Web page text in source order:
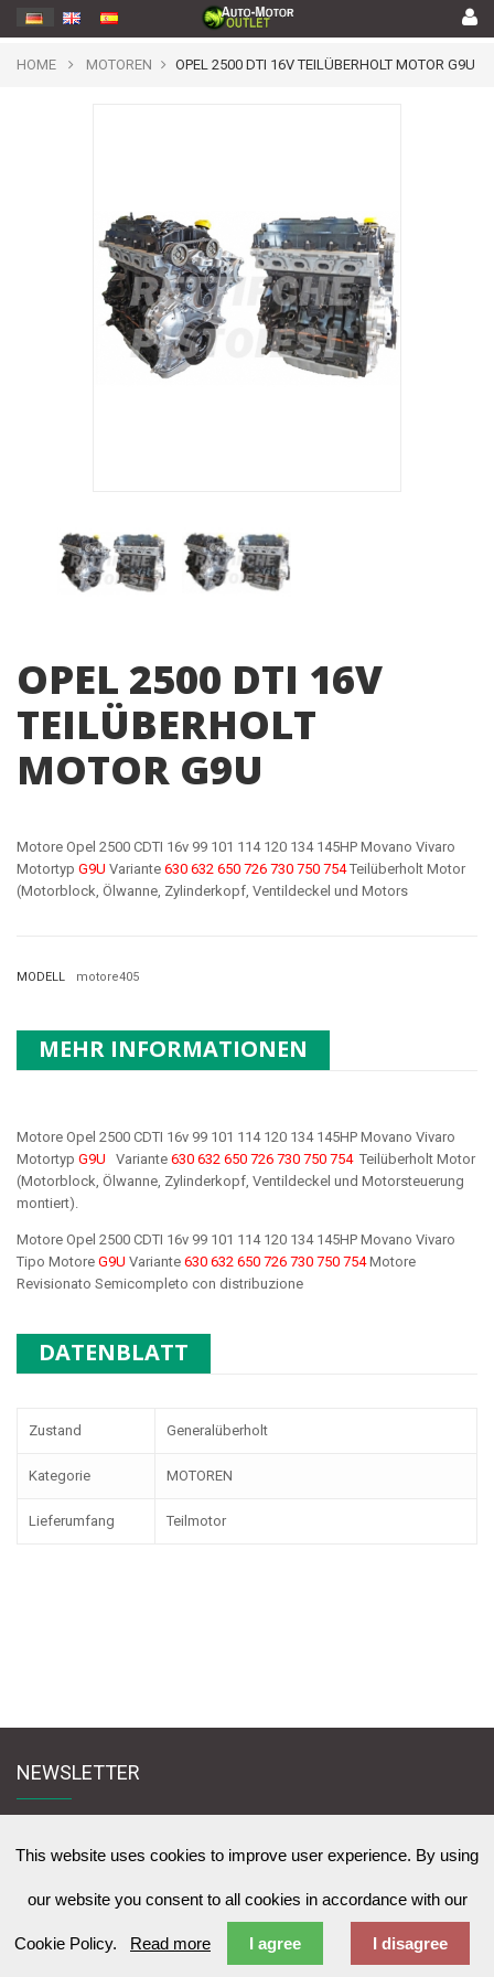
HOME MOTOREN OPEL 2500 DTI 16V TEILÜBERHOLT MOTOR G9U
OPEL 2500 DTI 16V
TEILÜBERHOLT
MOTOR G9U
Motore Opel 2500 CDTI 16v 99 101 114 120 134 145HP Movano Vivaro
Motortyp G9U Variante 630 632 650 726 730 750 754Teilüberholt Motor
(Motorblock, Ölwanne, Zylinderkopf, Ventildeckel und Motors
MODELL motore405
MEHR INFORMATIONEN
Motore Opel 2500 CDTI 16v 99 101 114 120 134 145HP Movano Vivaro
Motortyp G9U Variante 630 632 650 726 730 750 754 Teilüberholt Motor
(Motorblock, Ölwanne, Zylinderkopf, Ventildeckel und Motorsteuerung
montiert).
Motore Opel 2500 CDTI 16v 99 101 114 120 134 145HP Movano Vivaro
Tipo Motore G9U Variante 630 632 650 726 730 750 754Motore
Revisionato Semicompleto con distribuzione
DATENBLATT
Zustand Generalüberholt
Kategorie MOTOREN
Lieferumfang Teilmotor
NEWSLETTER
This website uses cookies to improve user experience. By using
our website you consent to all cookies in accordance with our
Cookie Policy. Read more I agree I disagree